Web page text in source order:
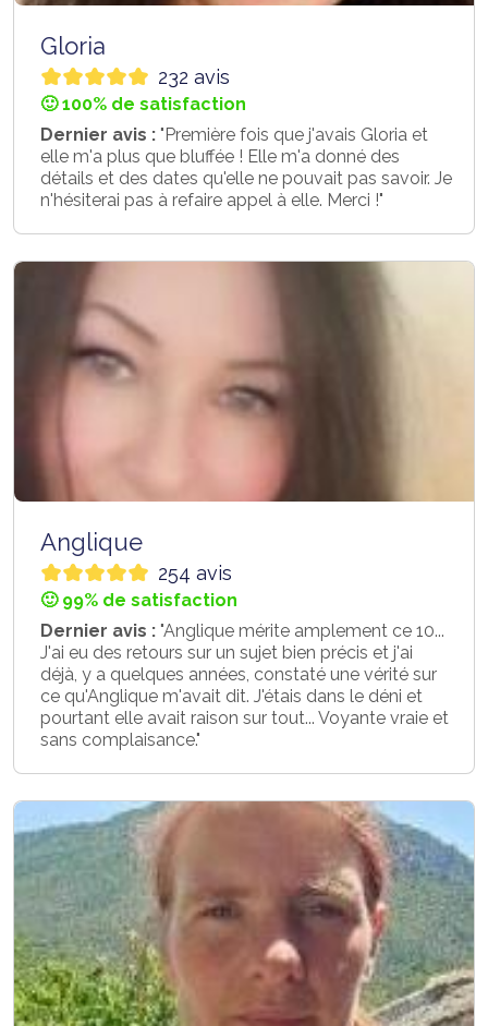
Gloria
232 avis
🙂 100% de satisfaction
Dernier avis : "Première fois que j'avais Gloria et
elle m'a plus que bluffée ! Elle m'a donné des
détails et des dates qu'elle ne pouvait pas savoir. Je
n'hésiterai pas à refaire appel à elle. Merci !"
Anglique
254 avis
🙂 99% de satisfaction
Dernier avis : "Anglique mérite amplement ce 10...
J'ai eu des retours sur un sujet bien précis et j'ai
déjà, y a quelques années, constaté une vérité sur
ce qu'Anglique m'avait dit. J'étais dans le déni et
pourtant elle avait raison sur tout... Voyante vraie et
sans complaisance."